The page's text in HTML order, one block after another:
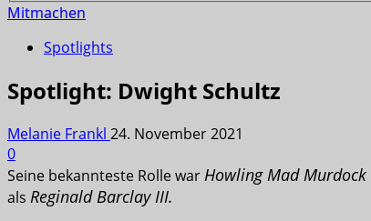
Mitmachen
Spotlights
Spotlight: Dwight Schultz
Melanie Frankl 24. November 2021
0
Seine bekannteste Rolle warHowling Mad Murdock
als Reginald Barclay III.